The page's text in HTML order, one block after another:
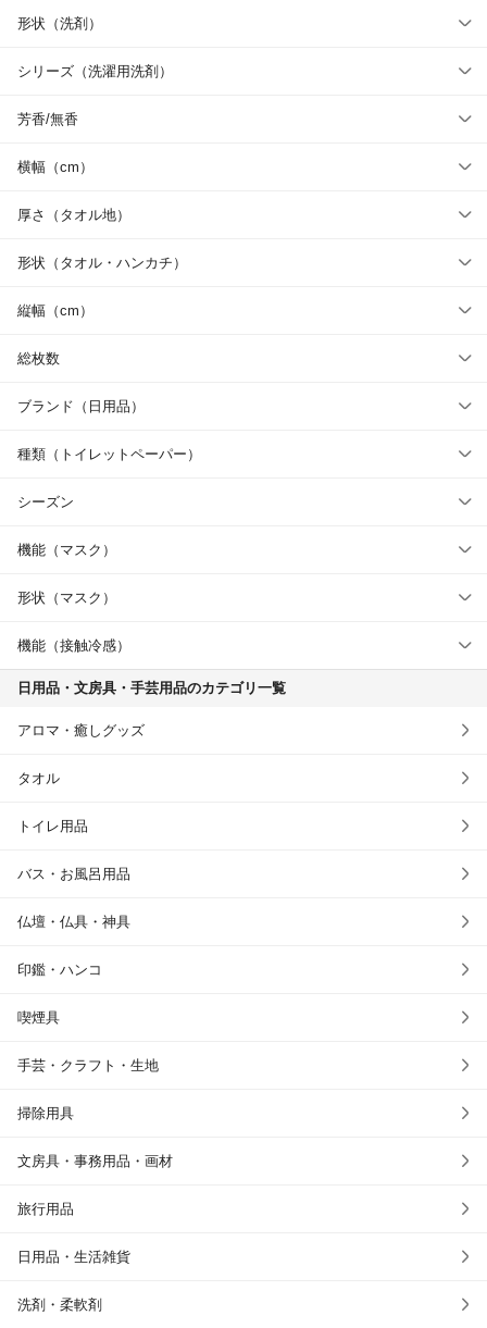
形状（洗剤）
シリーズ（洗濯用洗剤）
芳香/無香
横幅（cm）
厚さ（タオル地）
形状（タオル・ハンカチ）
縦幅（cm）
総枚数
ブランド（日用品）
種類（トイレットペーパー）
シーズン
機能（マスク）
形状（マスク）
機能（接触冷感）
日用品・文房具・手芸用品のカテゴリ一覧
アロマ・癒しグッズ
タオル
トイレ用品
バス・お風呂用品
仏壇・仏具・神具
印鑑・ハンコ
喫煙具
手芸・クラフト・生地
掃除用具
文房具・事務用品・画材
旅行用品
日用品・生活雑貨
洗剤・柔軟剤